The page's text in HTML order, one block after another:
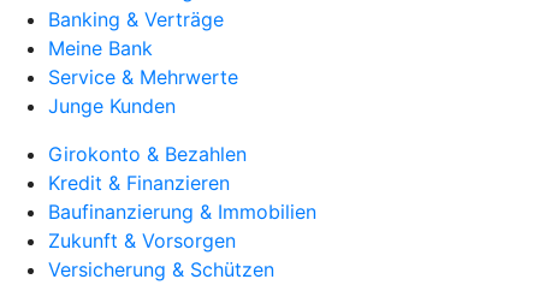
Banking & Verträge
Meine Bank
Service & Mehrwerte
Junge Kunden
Girokonto & Bezahlen
Kredit & Finanzieren
Baufinanzierung & Immobilien
Zukunft & Vorsorgen
Versicherung & Schützen